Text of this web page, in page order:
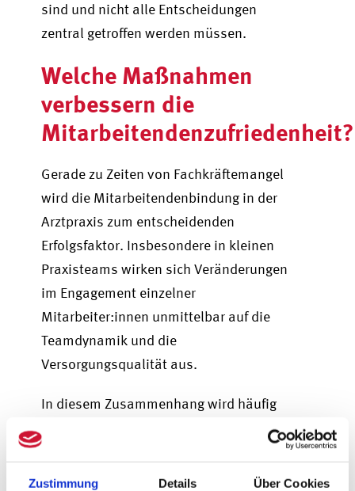
Zustimmung Details Über Cookies
sind und nicht alle Entscheidungen
zentral getroffen werden müssen.
Welche Maßnahmen
verbessern die
Mitarbeitendenzufriedenheit?
Gerade zu Zeiten von Fachkräftemangel
wird die Mitarbeitendenbindung in der
Arztpraxis zum entscheidenden
Erfolgsfaktor. Insbesondere in kleinen
Praxisteams wirken sich Veränderungen
im Engagement einzelner
Mitarbeiter:innen unmittelbar auf die
Teamdynamik und die
Versorgungsqualität aus.
In diesem Zusammenhang wird häufig
das Phänomen der sogenannten „inneren
Kündigung" genannt. Sie entwickelt sich
meist schleichend und zeigt sich